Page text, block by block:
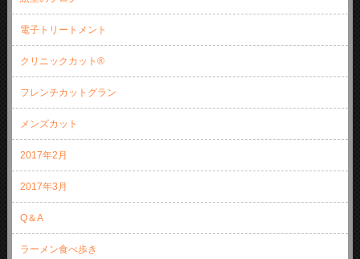
電子トリートメント
クリニックカット®
フレンチカットグラン
メンズカット
2017年2月
2017年3月
Q＆A
ラーメン食べ歩き